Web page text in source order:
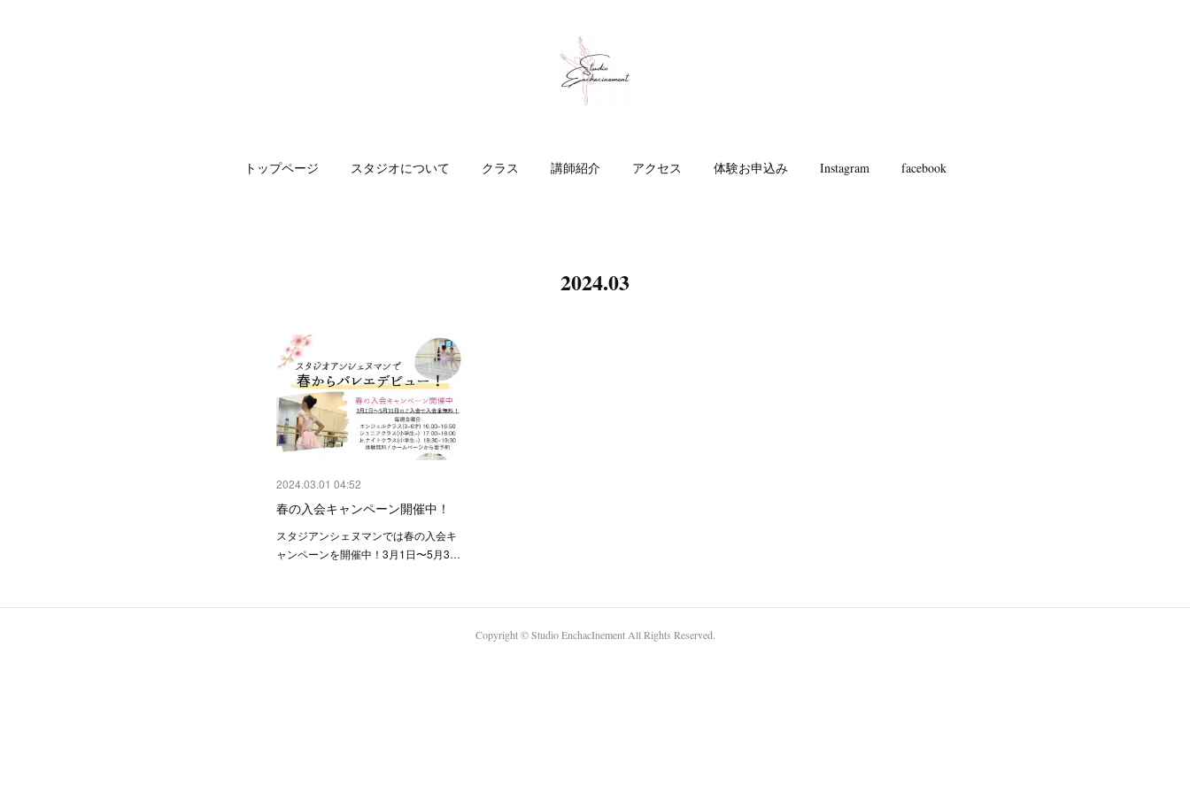
トップページ スタジオについて クラス 講師紹介 アクセス 体験お申込み Instagram facebook
2024.03
2024.03.01 04:52
春の入会キャンペーン開催中！
スタジアンシェヌマンでは春の入会キ
ャンペーンを開催中！3月1日〜5月3…
Copyright ©︎ Studio EnchacInement All Rights Reserved.